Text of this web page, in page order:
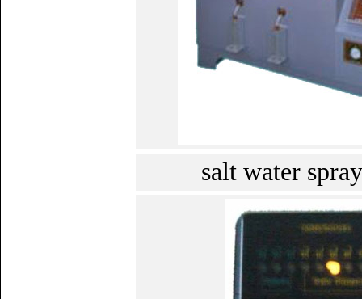
salt water